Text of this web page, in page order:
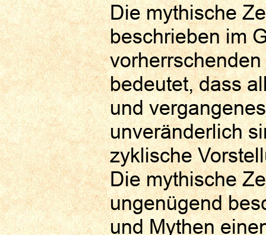
Die mythische
beschrieben im
bedeutet, dass
und
unveränderlich
zyklische
Die mythische
ungenügend
und Mythen